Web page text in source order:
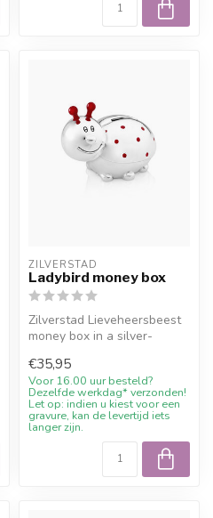
ZILVERSTAD
Ladybird money box
Zilverstad Lieveheersbeest
money box in a silver-
chil...
€35,95
Voor 16.00 uur besteld?
Dezelfde werkdag* verzonden!
Let op: indien u kiest voor een
gravure, kan de levertijd iets
langer zijn.